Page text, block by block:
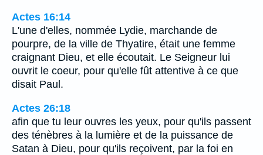
Actes 16:14
L'une d'elles, nommée Lydie, marchande de
pourpre, de la ville de Thyatire, était une femme
craignant Dieu, et elle écoutait. Le Seigneur lui
ouvrit le coeur, pour qu'elle fût attentive à ce que
disait Paul.
Actes 26:18
afin que tu leur ouvres les yeux, pour qu'ils passent
des ténèbres à la lumière et de la puissance de
Satan à Dieu, pour qu'ils reçoivent, par la foi en